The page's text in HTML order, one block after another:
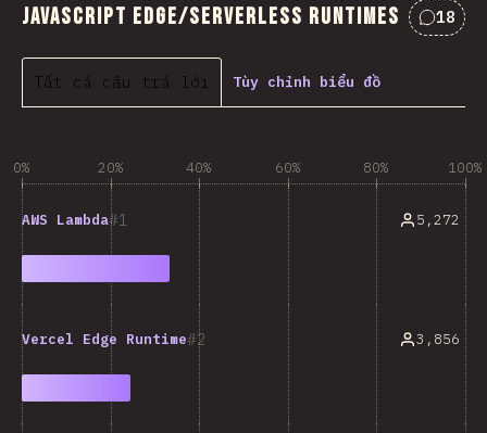
JavaScript Edge/Serverless Runtimes
Nhận
18
Tất cả câu trả lời Tùy chỉnh biểu đồ
0% 20% 40% 60% 80% 100%
1
AWS Lambda 5,272
2
Vercel Edge Runtime 3,856